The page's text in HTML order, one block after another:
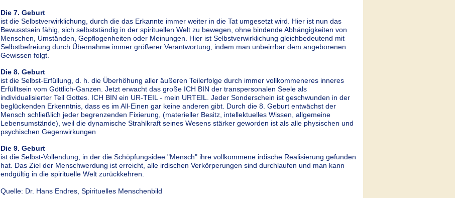
Die 7. Geburt
ist die Selbstverwirklichung, durch die das Erkannte immer weiter in die Tat umgesetzt wird. Hier ist nun das
Bewusstsein fähig, sich selbstständig in der spirituellen Welt zu bewegen, ohne bindende Abhängigkeiten von
Menschen, Umständen, Gepflogenheiten oder Meinungen. Hier ist Selbstverwirklichung gleichbedeutend mit
Selbstbefreiung durch Übernahme immer größerer Verantwortung, indem man unbeirrbar dem angeborenen
Gewissen folgt.
Die 8. Geburt
ist die Selbst-Erfüllung, d. h. die Überhöhung aller äußeren Teilerfolge durch immer vollkommeneres inneres
Erfülltsein vom Göttlich-Ganzen. Jetzt erwacht das große ICH BIN der transpersonalen Seele als
individualisierter Teil Gottes. ICH BIN ein UR-TEIL - mein URTEIL. Jeder Sonderschein ist geschwunden in der
beglückenden Erkenntnis, dass es im All-Einen gar keine anderen gibt. Durch die 8. Geburt entwächst der
Mensch schließlich jeder begrenzenden Fixierung, (materieller Besitz, intellektuelles Wissen, allgemeine
Lebensumstände), weil die dynamische Strahlkraft seines Wesens stärker geworden ist als alle physischen und
psychischen Gegenwirkungen
Die 9. Geburt
ist die Selbst-Vollendung, in der die Schöpfungsidee "Mensch" ihre vollkommene irdische Realisierung gefunden
hat. Das Ziel der Menschwerdung ist erreicht, alle irdischen Verkörperungen sind durchlaufen und man kann
endgültig in die spirituelle Welt zurückkehren.
Quelle: Dr. Hans Endres, Spirituelles Menschenbild